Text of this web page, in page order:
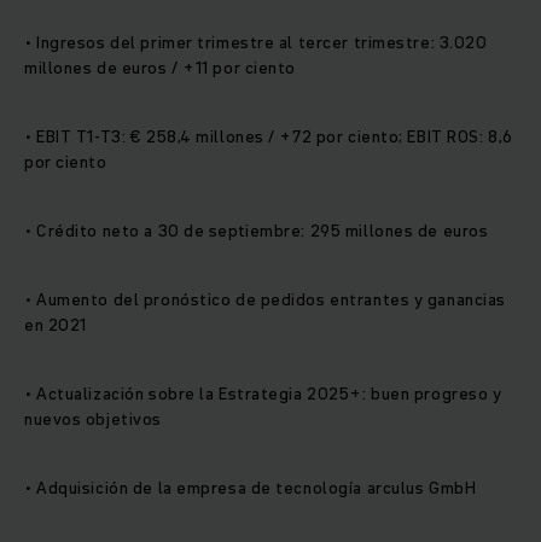
• Ingresos del primer trimestre al tercer trimestre: 3.020
millones de euros / +11 por ciento
• EBIT T1-T3: € 258,4 millones / +72 por ciento; EBIT ROS: 8,6
por ciento
• Crédito neto a 30 de septiembre: 295 millones de euros
• Aumento del pronóstico de pedidos entrantes y ganancias
en 2021
• Actualización sobre la Estrategia 2025+: buen progreso y
nuevos objetivos
• Adquisición de la empresa de tecnología arculus GmbH